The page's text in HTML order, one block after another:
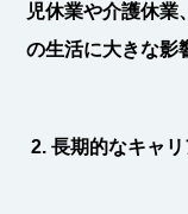
児休業や介護休業
の生活に大きな影
2. 長期的なキャ